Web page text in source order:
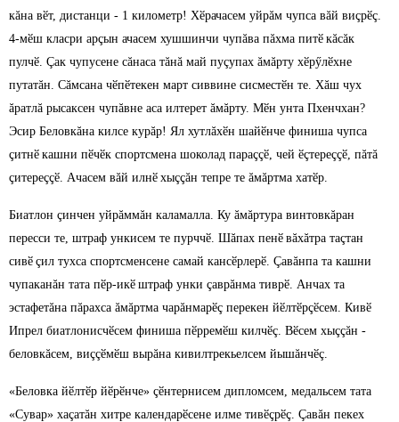
кăна вӗт, дистанци - 1 километр! Хӗрачасем уйрăм чупса вăй виçрӗç.
4-мӗш класри арçын ачасем хушшинчи чупăва пăхма питӗ кăсăк
пулчӗ. Çак чупусене сăнаса тăнă май пуçупах ăмăрту хӗрӳлӗхне
путатăн. Сăмсана чӗпӗтекен март сиввине сисместӗн те. Хăш чух
ăратлă рысаксен чупăвне аса илтерет ăмăрту. Мӗн унта Пхенчхан?
Эсир Беловкăна килсе курăр! Ял хутлăхӗн шайӗнче финиша чупса
çитнӗ кашни пӗчӗк спортсмена шоколад параççӗ, чей ӗçтереççӗ, пăтă
çитереççӗ. Ачасем вăй илнӗ хыççăн тепре те ăмăртма хатӗр.
Биатлон çинчен уйрăммăн каламалла. Ку ăмăртура винтовкăран
пересси те, штраф ункисем те пурччӗ. Шăпах пенӗ вăхăтра таçтан
сивӗ çил тухса спортсменсене самай кансӗрлерӗ. Çавăнпа та кашни
чупаканăн тата пӗр-икӗ штраф унки çаврăнма тиврӗ. Анчах та
эстафетăна пăрахса ăмăртма чарăнмарӗç перекен йӗлтӗрçӗсем. Кивӗ
Ипрел биатлонисчӗсем финиша пӗрремӗш килчӗç. Вӗсем хыççăн -
беловкăсем, виççӗмӗш вырăна кивилтрекьелсем йышăнчӗç.
«Беловка йӗлтӗр йӗрӗнче» çӗнтернисем дипломсем, медальсем тата
«Сувар» хаçатăн хитре календарӗсене илме тивӗçрӗç. Çавăн пекех